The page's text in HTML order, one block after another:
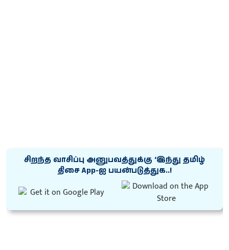
சிறந்த வாசிப்பு அனுபவத்துக்கு ‘இந்து தமிழ்
திசை App-ஐ பயன்படுத்துக..!